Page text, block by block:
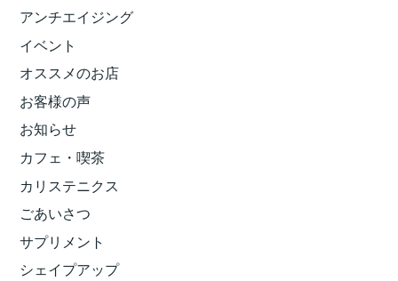
アンチエイジング
イベント
オススメのお店
お客様の声
お知らせ
カフェ・喫茶
カリステニクス
ごあいさつ
サプリメント
シェイプアップ